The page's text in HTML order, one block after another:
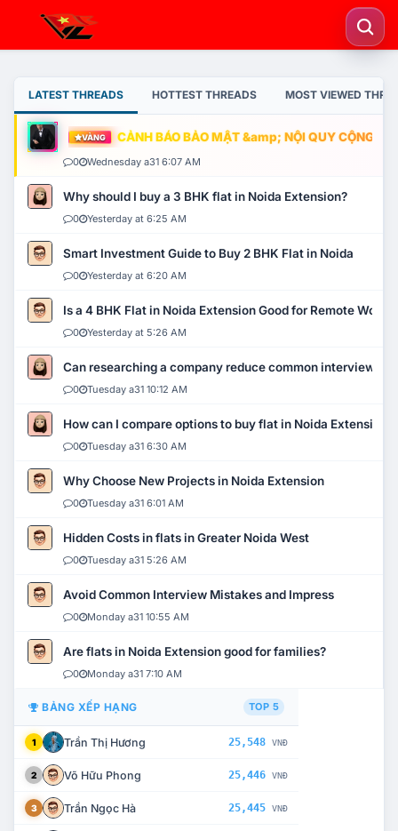
LATEST THREADS HOTTEST THREADS MOST VIEWED
VÀNG CẢNH BÁO BẢO MẬT &amp; NỘI QUY CỘNG
0 Wednesday a31 6:07 AM
Why should I buy a 3 BHK flat in Noida Extension?
0 Yesterday at 6:25 AM
Smart Investment Guide to Buy 2 BHK Flat in Noida
0 Yesterday at 6:20 AM
Is a 4 BHK Flat in Noida Extension Good for Remote Work?
0 Yesterday at 5:26 AM
Can researching a company reduce common interview
0 Tuesday a31 10:12 AM
How can I compare options to buy flat in Noida Extension?
0 Tuesday a31 6:30 AM
Why Choose New Projects in Noida Extension
0 Tuesday a31 6:01 AM
Hidden Costs in flats in Greater Noida West
0 Tuesday a31 5:26 AM
Avoid Common Interview Mistakes and Impress
0 Monday a31 10:55 AM
Are flats in Noida Extension good for families?
0 Monday a31 7:10 AM
BẢNG XẾP HẠNG TOP 5
1 Trần Thị Hương 25,548 VNĐ
2 Võ Hữu Phong 25,446 VNĐ
3 Trần Ngọc Hà 25,445 VNĐ